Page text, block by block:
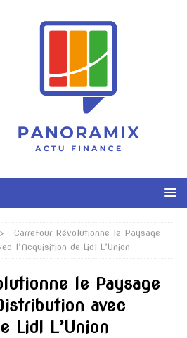
Carrefour Révolutionne le Paysage
l’Acquisition de Lidl L’Union
le Paysage
avec
Lidl L’Union